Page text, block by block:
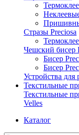
Стразы Preciosa
Чешский бисер
Бисер
Бисер
Устройства для
Текстильные
Текстильные
Velles
Каталог